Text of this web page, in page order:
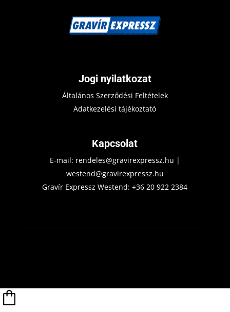
Jogi nyilatkozat
Általános Szerződési Feltételek
Adatkezelési tájékoztató
Kapcsolat
E-mail: rendeles@gravirexpressz.hu |
westend@gravirexpressz.hu
Gravír Expressz Westend:+36 20 922 2384